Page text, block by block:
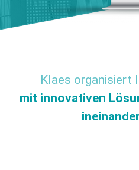
Klaes organisiert
mit innovativen